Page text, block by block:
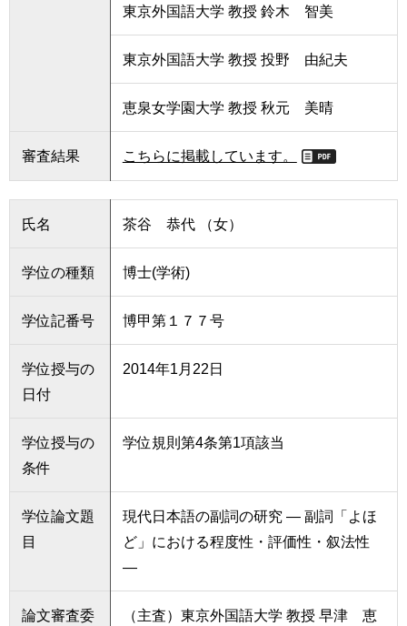
東京外国語大学 教授 鈴木 智美
東京外国語大学 教授 投野 由紀夫
恵泉女学園大学 教授 秋元 美晴
審査結果 こちらに掲載しています。
氏名 茶谷 恭代 （女）
学位の種類 博士(学術)
学位記番号 博甲第１７７号
学位授与の
日付
2014年1月22日
学位授与の
条件
学位規則第4条第1項該当
学位論文題
目
現代日本語の副詞の研究 ― 副詞「よほ
ど」における程度性・評価性・叙法性
―
論文審査委
（主査）東京外国語大学 教授 早津 恵